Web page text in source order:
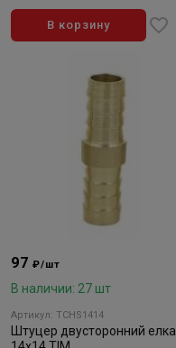
В корзину
97₽/шт
В наличии: 27 шт
Артикул: TCHS1414
Штуцер двусторонний елка